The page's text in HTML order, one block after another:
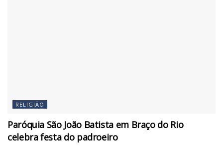
RELIGIÃO
Paróquia São João Batista em Braço do Rio
celebra festa do padroeiro